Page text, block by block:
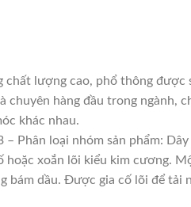
lượng cao, phổ thông được
hàng đầu trong ngành,
khác nhau.
Phân loại nhóm sản phẩm:
xoắn lõi kiểu kim cương.
bám dầu. Được gia cố lõi để